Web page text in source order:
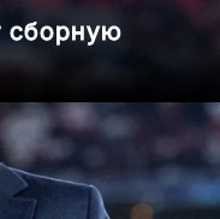
сборную